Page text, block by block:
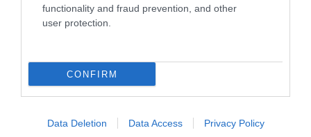
functionality and fraud prevention, and other
user protection.
CONFIRM
Data Deletion Data Access Privacy Policy